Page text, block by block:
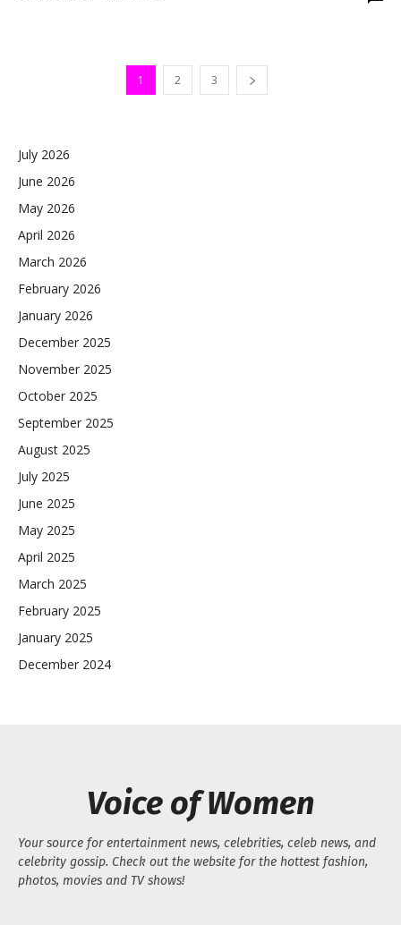
1 2 3
July 2026
June 2026
May 2026
April 2026
March 2026
February 2026
January 2026
December 2025
November 2025
October 2025
September 2025
August 2025
July 2025
June 2025
May 2025
April 2025
March 2025
February 2025
January 2025
December 2024
Voice of Women
Your source for entertainment news, celebrities, celeb news, and
celebrity gossip. Check out the website for the hottest fashion,
photos, movies and TV shows!